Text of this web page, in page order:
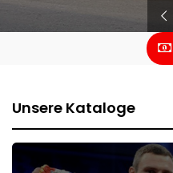
Unsere Kataloge